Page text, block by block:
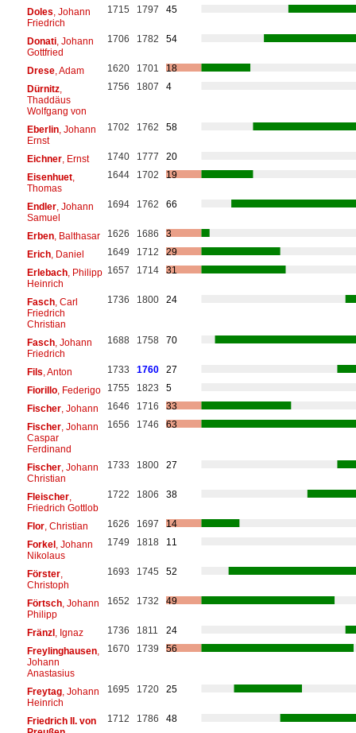
Doles , Johann
Friedrich
1715 1797 45
Donati, Johann
Gottfried
1706 1782 54
Drese, Adam 1620 1701
18
Dürnitz,
Thaddäus
Wolfgang von
1756 1807 4
Eberlin, Johann
Ernst
1702 1762 58
Eichner, Ernst 1740 1777
20
Eisenhuet,
Thomas
1644 1702 19
Endler, Johann
Samuel
1694 1762 66
Erben, Balthasar 1626 1686
3
Erich, Daniel 1649 1712
29
Erlebach, Philipp
Heinrich
1657 1714 31
Fasch, Carl
Friedrich
Christian
1736 1800 24
Fasch, Johann
Friedrich
1688 1758 70
Fils , Anton 1733 1760
27
Fiorillo, Federigo 1755 1823
5
Fischer, Johann 1646 1716
33
Fischer, Johann
Caspar
Ferdinand
1656 1746 63
Fischer, Johann
Christian
1733 1800 27
Fleischer,
Friedrich Gottlob
1722 1806 38
Flor, Christian 1626 1697
14
Forkel, Johann
Nikolaus
1749 1818 11
Förster,
Christoph
1693 1745 52
Förtsch, Johann
Philipp
1652 1732 49
Fränzl, Ignaz 1736 1811
24
Freylinghausen,
Johann
Anastasius
1670 1739 56
Freytag, Johann
Heinrich
1695 1720 25
Friedrich II. von
1712 1786 48